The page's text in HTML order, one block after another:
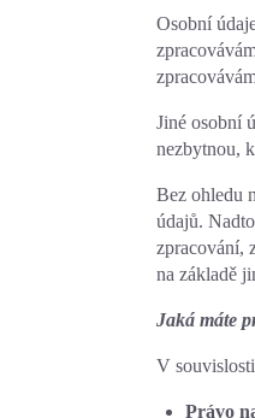
Osobní
Jiné osobní
nezbytnou,
Bez ohledu
údajů.
zpracování,
na základě
Jaká máte
V
Právo